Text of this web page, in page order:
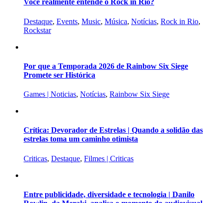
Você realmente entende o Rock in Rio?
Destaque, Events, Music, Música, Notícias, Rock in Rio,
Rockstar
Por que a Temporada 2026 de Rainbow Six Siege
Promete ser Histórica
Games | Noticias, Notícias, Rainbow Six Siege
Crítica: Devorador de Estrelas | Quando a solidão das
estrelas toma um caminho otimista
Criticas, Destaque, Filmes | Criticas
Entre publicidade, diversidade e tecnologia | Danilo